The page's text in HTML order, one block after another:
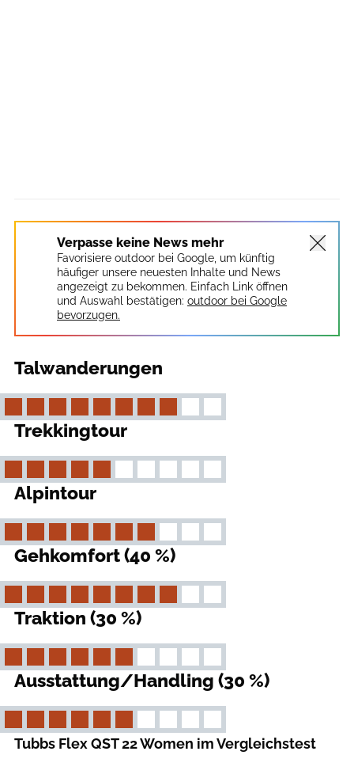
Verpasse keine News mehr
Favorisiere outdoor bei Google, um künftig
häufiger unsere neuesten Inhalte und News
angezeigt zu bekommen. Einfach Link öffnen
und Auswahl bestätigen: outdoor bei Google
bevorzugen.
Talwanderungen
Trekkingtour
Alpintour
Gehkomfort (40 %)
Traktion (30 %)
Ausstattung/Handling (30 %)
Tubbs Flex QST 22 Women im Vergleichstest